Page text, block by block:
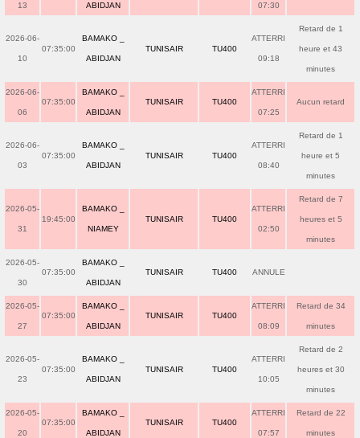
13 ABIDJAN 07:30
2026-06-
10
07:35:00
BAMAKO _
ABIDJAN
TUNISAIR TU400
ATTERRI
09:18
Retard de 1
heure et 43
minutes
2026-06-
06
07:35:00
BAMAKO _
ABIDJAN
TUNISAIR TU400
ATTERRI
07:25
Aucun retard
2026-06-
03
07:35:00
BAMAKO _
ABIDJAN
TUNISAIR TU400
ATTERRI
08:40
Retard de 1
heure et 5
minutes
2026-05-
31
19:45:00
BAMAKO _
NIAMEY
TUNISAIR TU400
ATTERRI
02:50
Retard de 7
heures et 5
minutes
2026-05-
30
07:35:00
BAMAKO _
ABIDJAN
TUNISAIR TU400 ANNULE
2026-05-
27
07:35:00
BAMAKO _
ABIDJAN
TUNISAIR TU400
ATTERRI
08:09
Retard de 34
minutes
2026-05-
23
07:35:00
BAMAKO _
ABIDJAN
TUNISAIR TU400
ATTERRI
10:05
Retard de 2
heures et 30
minutes
2026-05-
20
07:35:00
BAMAKO _
ABIDJAN
TUNISAIR TU400
ATTERRI
07:57
Retard de 22
minutes